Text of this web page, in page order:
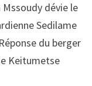
dévie le
Sedilame
du berger
Keitumetse